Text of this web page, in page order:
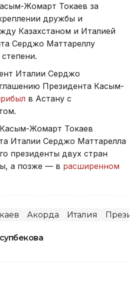
Жомарт Токаев за
дружбы и
Казахстаном и Италией
Серджо Маттареллу
Италии Серджо
Президента Касым-
в Астану с
Касым-Жомарт Токаев
Италии Серджо Маттарелла
президенты двух стран
а позже — в расширенном
Акорда Италия